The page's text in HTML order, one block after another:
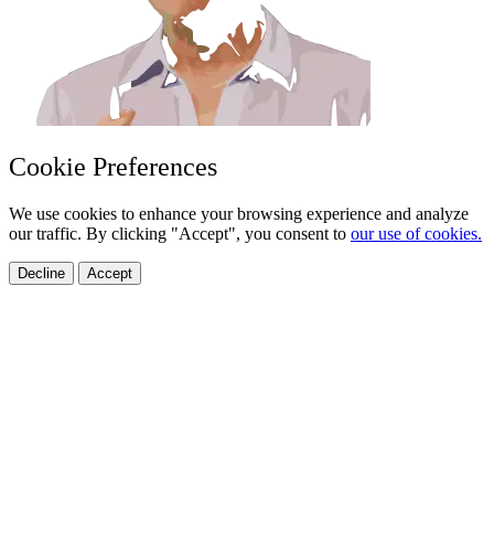
Cookie Preferences
We use cookies to enhance your browsing experience and analyze
our traffic. By clicking "Accept", you consent to our use of cookies.
Decline Accept